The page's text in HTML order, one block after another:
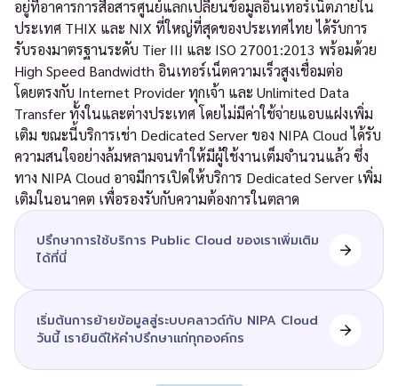
อยู่ที่อาคารการสื่อสารศูนย์แลกเปลี่ยนข้อมูลอินเทอร์เน็ตภายใน
ประเทศ THIX และ NIX ที่ใหญ่ที่สุดของประเทศไทย ได้รับการ
รับรองมาตรฐานระดับ Tier III และ ISO 27001:2013 พร้อมด้วย
High Speed Bandwidth อินเทอร์เน็ตความเร็วสูงเชื่อมต่อ
โดยตรงกับ Internet Provider ทุกเจ้า และ Unlimited Data
Transfer ทั้งในและต่างประเทศ โดยไม่มีค่าใช้จ่ายแอบแฝงเพิ่ม
เติม ขณะนี้บริการเช่า Dedicated Server ของ NIPA Cloud ได้รับ
ความสนใจอย่างล้มหลามจนทำให้มีผู้ใช้งานเต็มจำนวนแล้ว ซึ่ง
ทาง NIPA Cloud อาจมีการเปิดให้บริการ Dedicated Server เพิ่ม
เติมในอนาคต เพื่อรองรับกับความต้องการในตลาด
ปรึกษาการใช้บริการ Public Cloud ของเราเพิ่มเติม
ได้ที่นี่
เริ่มต้นการย้ายข้อมูลสู่ระบบคลาวด์กับ NIPA Cloud
วันนี้ เรายินดีให้คำปรึกษาแก่ทุกองค์กร